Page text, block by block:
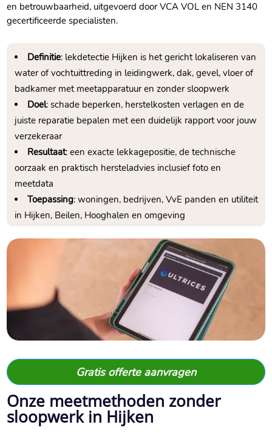
en betrouwbaarheid, uitgevoerd door VCA VOL en NEN 3140
gecertificeerde specialisten.​
Definitie: lekdetectie Hijken is het gericht lokaliseren van
water of vochtuittreding in leidingwerk, dak, gevel, vloer of
badkamer met meetapparatuur en zonder sloopwerk
Doel: schade beperken, herstelkosten verlagen en de
juiste reparatie bepalen met een duidelijk rapport voor jouw
verzekeraar
Resultaat: een exacte lekkagepositie, de technische
oorzaak en praktisch hersteladvies inclusief foto en
meetdata
Toepassing: woningen, bedrijven, VvE panden en utiliteit
in Hijken, Beilen, Hooghalen en omgeving
Gratis offerte aanvragen
Onze meetmethoden zonder
sloopwerk in Hijken